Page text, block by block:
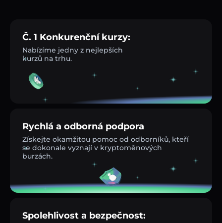
Č. 1 Konkurenční kurzy:
Nabízíme jedny z nejlepších
kurzů na trhu.
Rychlá a odborná podpora
Získejte okamžitou pomoc od odborníků, kteří
se dokonale vyznají v kryptoměnových
burzách.
Spolehlivost a bezpečnost: